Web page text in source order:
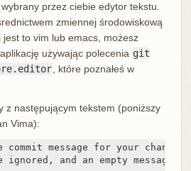
przez ciebie edytor tekstu.
zmiennej środowiskową
to vim lub emacs, możesz
używając polecenia git
, które poznałeś w
z następującym tekstem (poniższy
Vima):
commit message for your
and an empty message